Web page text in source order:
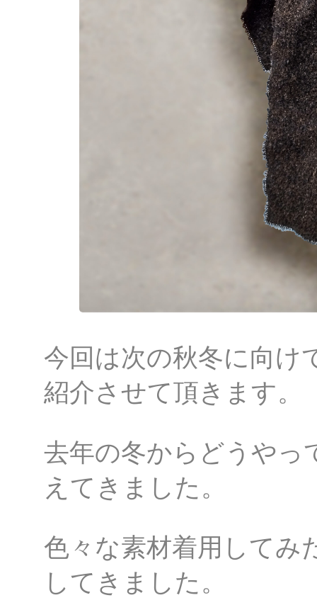
今回は次の秋冬に向け
紹介させて頂きます。
去年の冬からどうやっ
えてきました。
色々な素材着用してみ
してきました。